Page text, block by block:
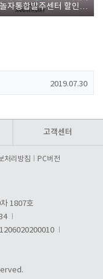
자통합발주센터 할인쿠
2019.07.30
고객센터
처리방침 PC버전
1807호